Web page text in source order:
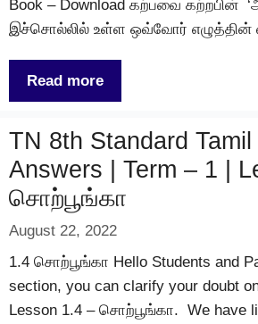
Book – Download கற்பவை கற்றபின்
இச்சொல்லில் உள்ள ஒவ்வோர் எழுத்தின்
Read more
TN 8th Standard
Answers | Term – 1 |
சொற்பூங்கா
August 22, 2022
1.4 சொற்பூங்கா Hello Students and
section, you can clarify your doubt
Lesson 1.4 – சொற்பூங்கா. We have